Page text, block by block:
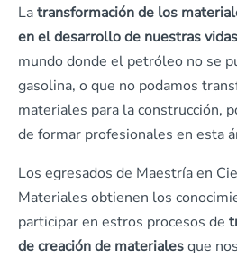
Latransformación de los
en el desarrollo de nuestras vidas
mundo donde el petróleo no se
gasolina, o que no podamos
materiales para la construcción,
de formar profesionales en esta
Los egresados de Maestría en
Materiales obtienen los
participar en estros procesos de
de creación de materialesque